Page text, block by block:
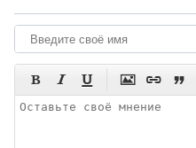
     